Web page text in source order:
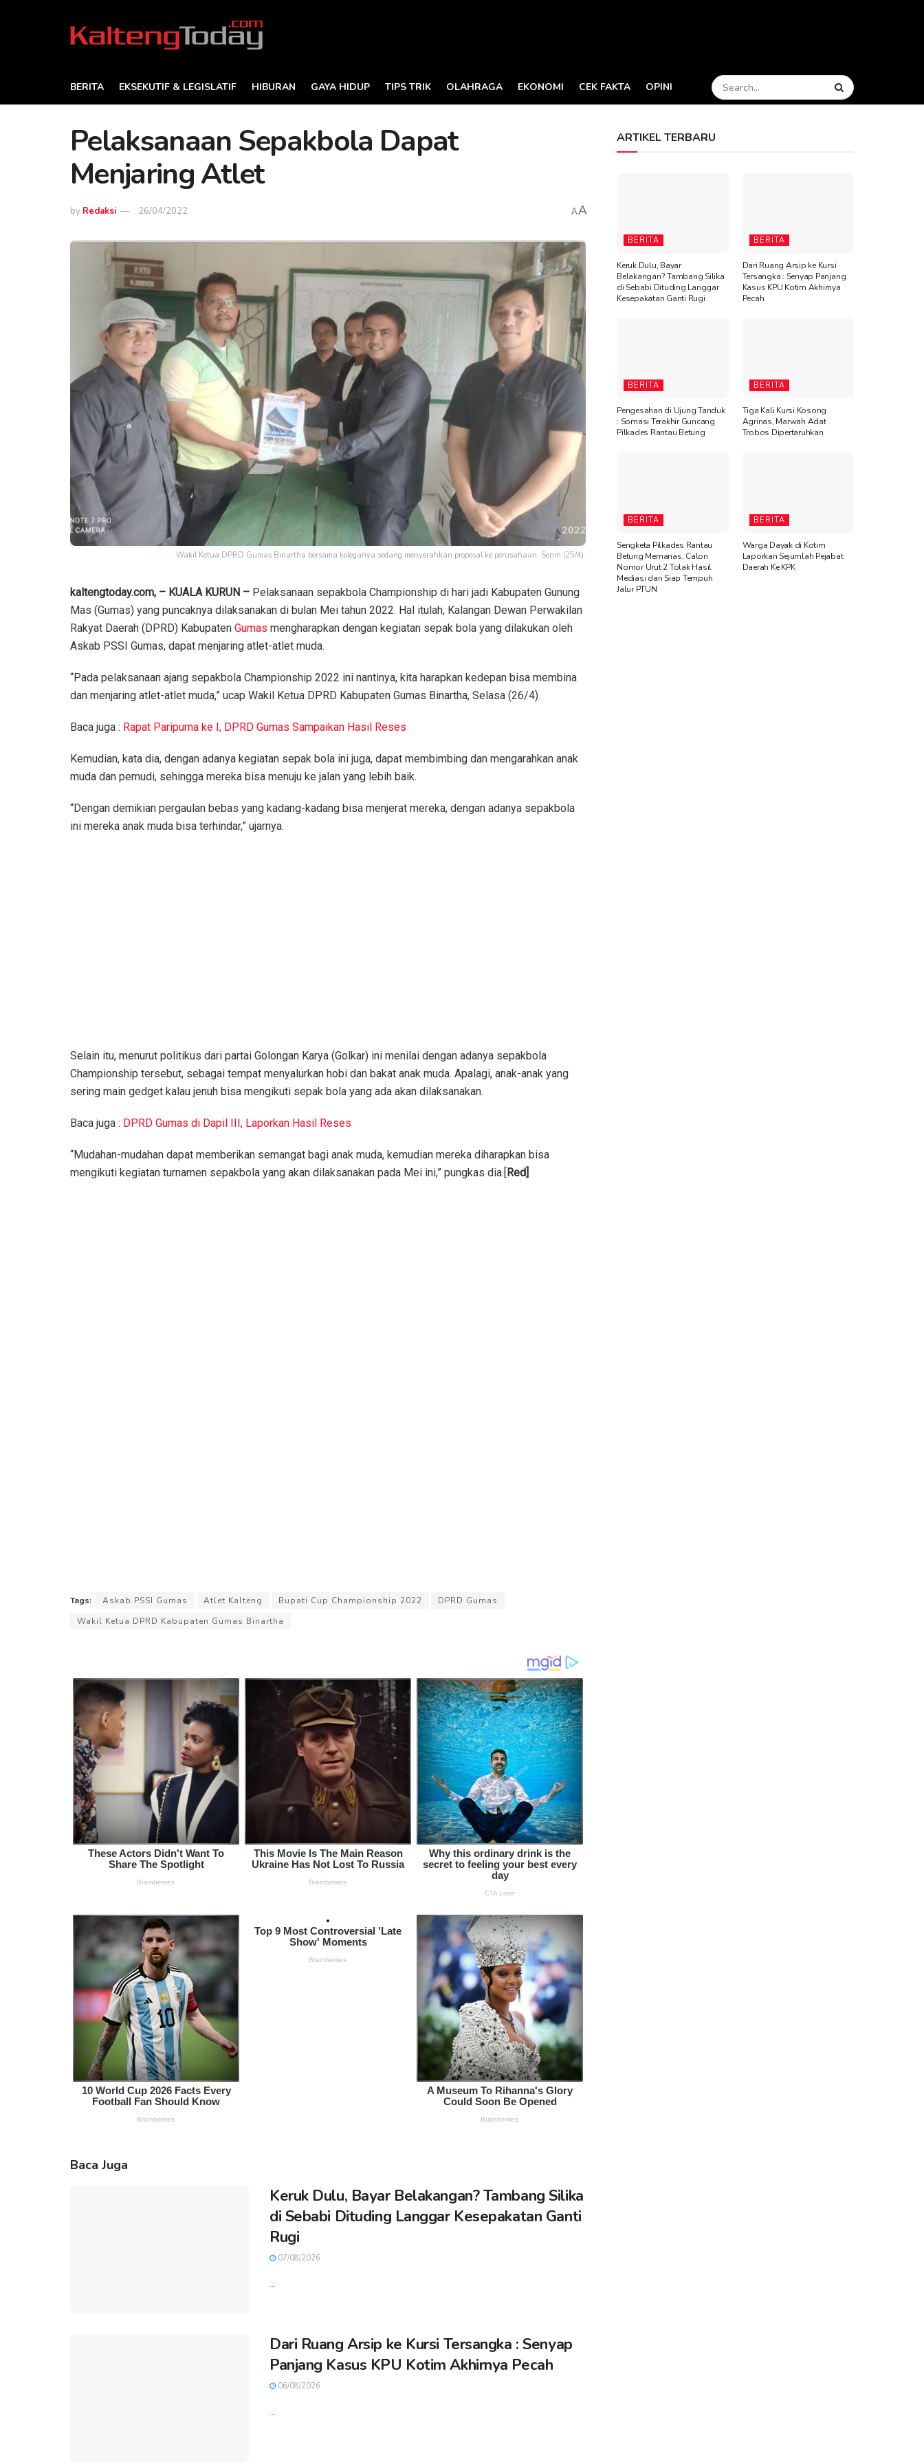
BERITA EKSEKUTIF & LEGISLATIF HIBURAN GAYA HIDUP TIPS TRIK OLAHRAGA EKONOMI CEK FAKTA OPINI
Pelaksanaan Sepakbola Dapat
Menjaring Atlet
by Redaksi 26/04/2022 AA
Wakil Ketua DPRD Gumas Binartha bersama koleganya sedang menyerahkan proposal ke perusahaan, Senin (25/4).
kaltengtoday.com, – KUALA KURUN – Pelaksanaan sepakbola Championship di hari jadi Kabupaten Gunung
Mas (Gumas) yang puncaknya dilaksanakan di bulan Mei tahun 2022. Hal itulah, Kalangan Dewan Perwakilan
Rakyat Daerah (DPRD) Kabupaten Gumas mengharapkan dengan kegiatan sepak bola yang dilakukan oleh
Askab PSSI Gumas, dapat menjaring atlet-atlet muda.
“Pada pelaksanaan ajang sepakbola Championship 2022 ini nantinya, kita harapkan kedepan bisa membina
dan menjaring atlet-atlet muda,” ucap Wakil Ketua DPRD Kabupaten Gumas Binartha, Selasa (26/4).
Baca juga : Rapat Paripurna ke I, DPRD Gumas Sampaikan Hasil Reses
Kemudian, kata dia, dengan adanya kegiatan sepak bola ini juga, dapat membimbing dan mengarahkan anak
muda dan pemudi, sehingga mereka bisa menuju ke jalan yang lebih baik.
“Dengan demikian pergaulan bebas yang kadang-kadang bisa menjerat mereka, dengan adanya sepakbola
ini mereka anak muda bisa terhindar,” ujarnya.
Selain itu, menurut politikus dari partai Golongan Karya (Golkar) ini menilai dengan adanya sepakbola
Championship tersebut, sebagai tempat menyalurkan hobi dan bakat anak muda. Apalagi, anak-anak yang
sering main gedget kalau jenuh bisa mengikuti sepak bola yang ada akan dilaksanakan.
Baca juga : DPRD Gumas di Dapil III, Laporkan Hasil Reses
“Mudahan-mudahan dapat memberikan semangat bagi anak muda, kemudian mereka diharapkan bisa
mengikuti kegiatan turnamen sepakbola yang akan dilaksanakan pada Mei ini,” pungkas dia.[Red]
Tags: Askab PSSI Gumas Atlet Kalteng Bupati Cup Championship 2022
DPRD Gumas
Wakil Ketua DPRD Kabupaten Gumas Binartha
Baca Juga
Keruk Dulu, Bayar Belakangan? Tambang Silika
di Sebabi Dituding Langgar Kesepakatan Ganti
Rugi
07/08/2026
Dari Ruang Arsip ke Kursi Tersangka : Senyap
Panjang Kasus KPU Kotim Akhirnya Pecah
06/08/2026
ARTIKEL TERBARU
BERITA
Keruk Dulu, Bayar
Belakangan? Tambang Silika
di Sebabi Dituding Langgar
Kesepakatan Ganti Rugi
BERITA
Dari Ruang Arsip ke Kursi
Tersangka : Senyap Panjang
Kasus KPU Kotim Akhirnya
Pecah
BERITA
Pengesahan di Ujung Tanduk
: Somasi Terakhir Guncang
Pilkades Rantau Betung
BERITA
Tiga Kali Kursi Kosong
Agrinas, Marwah Adat
Trobos Dipertaruhkan
BERITA
Sengketa Pilkades Rantau
Betung Memanas, Calon
Nomor Urut 2 Tolak Hasil
Mediasi dan Siap Tempuh
Jalur PTUN
BERITA
Warga Dayak di Kotim
Laporkan Sejumlah Pejabat
Daerah Ke KPK